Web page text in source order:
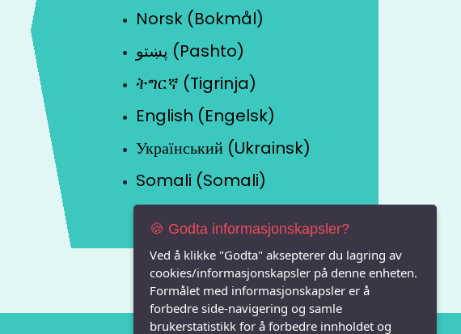
Norsk (Bokmål)
پښتو (Pashto)
ትግርኛ (Tigrinja)
English (Engelsk)
Український (Ukrainsk)
Somali (Somali)
🍪 Godta informasjonskapsler?
Ved å klikke "Godta" aksepterer du lagring av
cookies/informasjonskapsler på denne enheten.
Formålet med informasjonskapsler er å
forbedre side-navigering og samle
brukerstatistikk for å forbedre innholdet og